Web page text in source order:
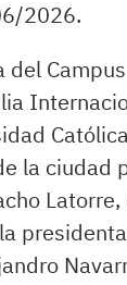
2026.
del
la ciudad